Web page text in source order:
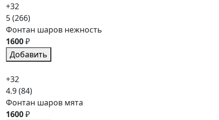
+32
5(266)
Фонтан шаров нежность
1600₽
Добавить
+32
4.9(84)
Фонтан шаров мята
1600₽